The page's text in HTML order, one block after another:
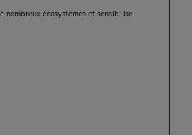
nombreux écosystèmes et sensibilise